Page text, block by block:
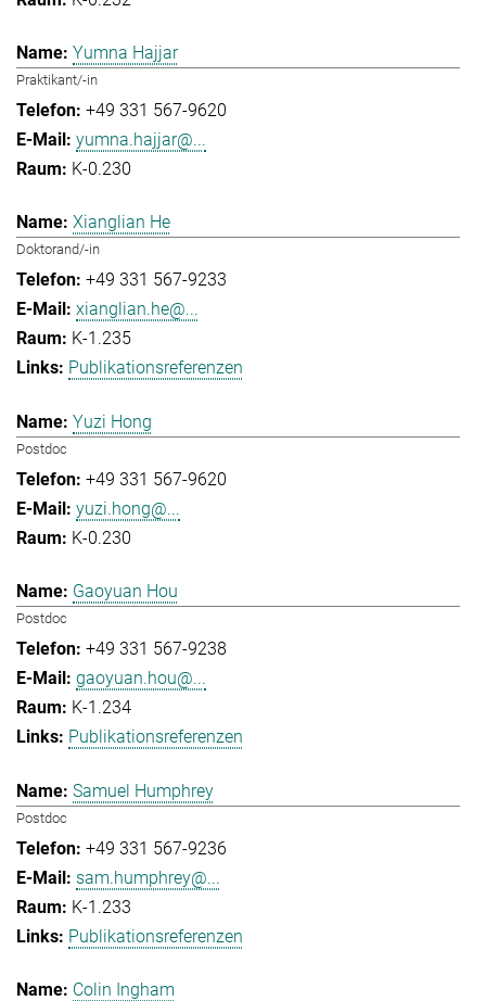
Yumna Hajjar
Praktikant/-in
+49 331 567-9620
yumna.hajjar@...
K-0.230
Xianglian He
Doktorand/-in
+49 331 567-9233
xianglian.he@...
K-1.235
Publikationsreferenzen
Yuzi Hong
Postdoc
+49 331 567-9620
yuzi.hong@...
K-0.230
Gaoyuan Hou
Postdoc
+49 331 567-9238
gaoyuan.hou@...
K-1.234
Publikationsreferenzen
Samuel Humphrey
Postdoc
+49 331 567-9236
sam.humphrey@...
K-1.233
Publikationsreferenzen
Colin Ingham